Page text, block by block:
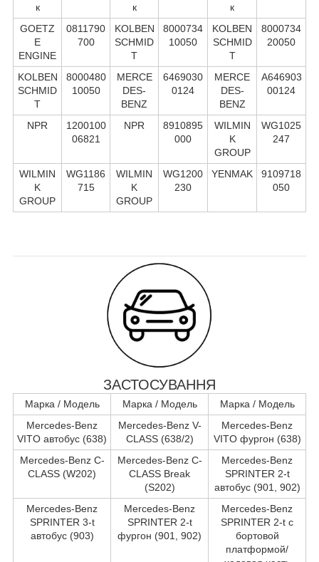
к
к
к
GOETZ
E
ENGINE
0811790
700
KOLBEN
SCHMID
T
8000734
10050
KOLBEN
SCHMID
T
8000734
20050
KOLBEN
SCHMID
T
8000480
10050
MERCE
DES-
BENZ
6469030
0124
MERCE
DES-
BENZ
A646903
00124
NPR
1200100
06821
NPR
8910895
000
WILMIN
K
GROUP
WG1025
247
WILMIN
K
GROUP
WG1186
715
WILMIN
K
GROUP
WG1200
230
YENMAK
9109718
050
ЗАСТОСУВАННЯ
Марка / Модель Марка / Модель
Марка / Модель
Mercedes-Benz
VITO автобус (638)
Mercedes-Benz V-
CLASS (638/2)
Mercedes-Benz
VITO фургон (638)
Mercedes-Benz C-
CLASS (W202)
Mercedes-Benz C-
CLASS Break
(S202)
Mercedes-Benz
SPRINTER 2-t
автобус (901, 902)
Mercedes-Benz
SPRINTER 3-t
автобус (903)
Mercedes-Benz
SPRINTER 2-t
фургон (901, 902)
Mercedes-Benz
SPRINTER 2-t c
бортовой
платформой/